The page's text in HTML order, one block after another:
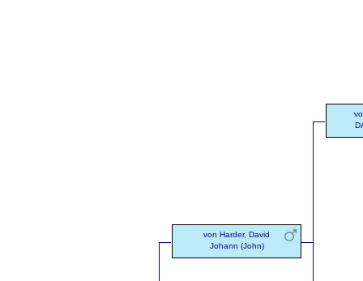
von Harder, David
Johann (John)